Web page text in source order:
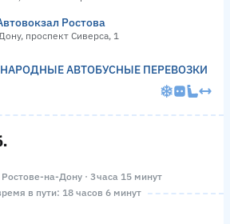
Ростова
проспект Сиверса, 1
АВТОБУСНЫЕ ПЕРЕВОЗКИ
на-Дону · 3 часа 15 минут
в пути: 18 часов 6 минут